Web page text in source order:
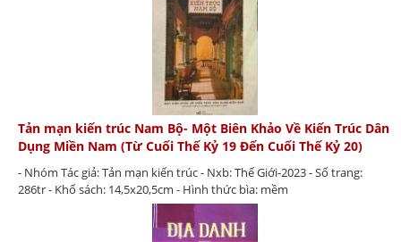
Tản mạn kiến trúc Nam Bộ- Một Biên Khảo Về Kiến Trúc Dân
Dụng Miền Nam (Từ Cuối Thế Kỷ 19 Đến Cuối Thế Kỷ 20)
- Nhóm Tác giả: Tản mạn kiến trúc - Nxb: Thế Giới-2023 - Số trang:
286tr - Khổ sách: 14,5x20,5cm - Hình thức bìa: mềm